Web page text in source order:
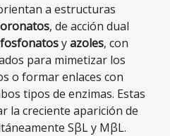
a estructuras
, de acción dual
fosfonatosyazoles, con
para mimetizar los
o formar enlaces con
tipos de enzimas. Estas
la creciente aparición de
SβL y MβL.